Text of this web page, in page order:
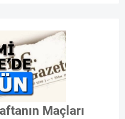
Maçları